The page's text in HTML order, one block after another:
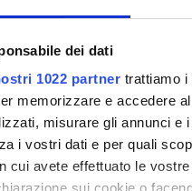
dei dati
1022 partner trattiamo i
memorizzare e accedere
misurare gli annunci e
i vostri dati e per quali
cui avete effettuato le
Riabilitazione cognitiva
Riabilitazione delle